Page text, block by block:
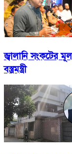
জ্বালানি সংকটের
বস্ত্রমন্ত্রী